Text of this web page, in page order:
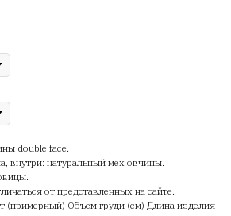
double face.
внутри: натуральный мех овчины.
от представленных на сайте.
(примерный) Объем груди (см) Длина изделия